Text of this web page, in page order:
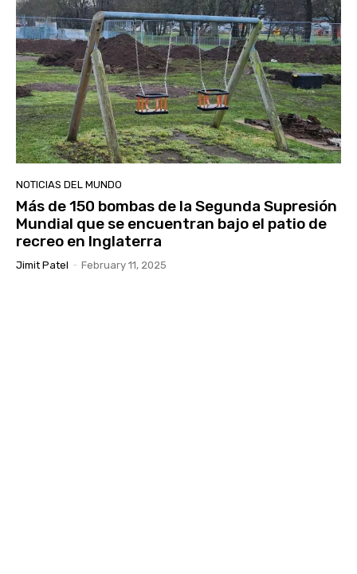
NOTICIAS DEL MUNDO
Más de 150 bombas de la Segunda Supresión
Mundial que se encuentran bajo el patio de
recreo en Inglaterra
Jimit Patel - February 11, 2025